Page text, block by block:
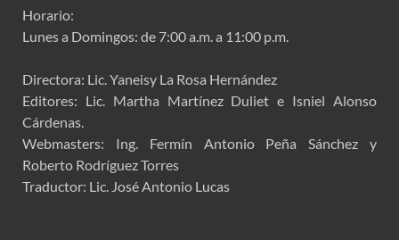
Horario:
Lunes a Domingos: de 7:00 a.m. a 11:00 p.m.
Directora: Lic. Yaneisy La Rosa Hernández
Editores: Lic. Martha Martínez Duliet e Isniel Alonso
Cárdenas.
Webmasters: Ing. Fermín Antonio Peña Sánchez y
Roberto Rodríguez Torres
Traductor: Lic. José Antonio Lucas